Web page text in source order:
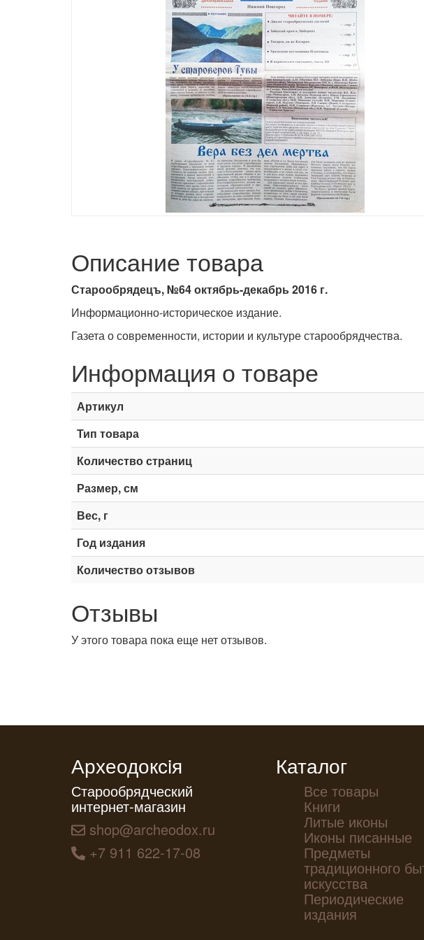
Описание товара
Старообрядецъ, №64 октябрь-декабрь 2016 г.
Информационно-историческое издание.
Газета о современности, истории и культуре старообрядчества.
Информация о товаре
Артикул
Тип товара
Количество страниц
Размер, см
Вес, г
Год издания
Количество отзывов
Отзывы
У этого товара пока еще нет отзывов.
Археодоксiя
Старообрядческий
интернет-магазин
shop@archeodox.ru
+7 911 622-17-08
Каталог
Все товары
Книги
Литые иконы
Иконы писанные
Предметы
традиционного
искусства
Периодические
издания